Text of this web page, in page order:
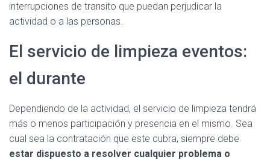
interrupciones de transito que puedan perjudicar la
actividad o a las personas.
El servicio de limpieza eventos:
el durante
Dependiendo de la actividad, el servicio de limpieza tendrá
más o menos participación y presencia en el mismo. Sea
cual sea la contratación que este cubra, siempre debe
estar dispuesto a resolver cualquier problema o